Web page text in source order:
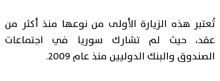
تُعتبر هذه الزيارة الأولى من نوعها منذ أكثر من
عقد، حيث لم تشارك سوريا في اجتماعات
الصندوق والبنك الدوليين منذ عام 2009.